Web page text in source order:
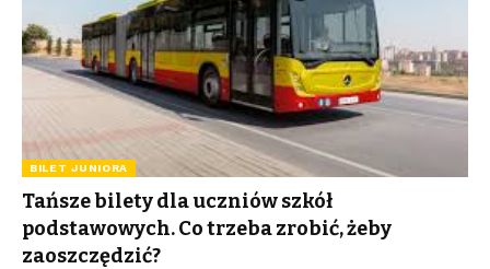
BILET JUNIORA
Tańsze bilety dla uczniów szkół
podstawowych. Co trzeba zrobić, żeby
zaoszczędzić?